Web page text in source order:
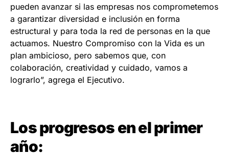
pueden avanzar si las empresas nos comprometemos
a garantizar diversidad e inclusión en forma
estructural y para toda la red de personas en la que
actuamos. Nuestro Compromiso con la Vida es un
plan ambicioso, pero sabemos que, con
colaboración, creatividad y cuidado, vamos a
lograrlo”, agrega el Ejecutivo.
Los progresos en el primer
año: